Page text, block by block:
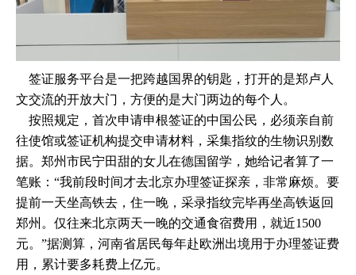
签证服务平台是一把跨越国界的钥匙，打开的是郑卢人
文交流的开放大门，方便的是大门两边的每个人。
按照规定，首次申请申根签证的中国公民，必须亲自前
往使馆或签证机构提交申请材料，采集指纹的生物识别数
据。郑州市民宁田甜的女儿在德国留学，她给记者算了一
笔账：“我前段时间才去北京办理签证探亲，非常麻烦。要
提前一天坐高铁去，住一晚，采录指纹完毕再坐高铁返回
郑州。仅往来北京两天一晚的交通食宿费用，就近1500
元。”据测算，河南省居民每年赴欧洲出境用于办理签证费
用，累计要多耗费上亿元。